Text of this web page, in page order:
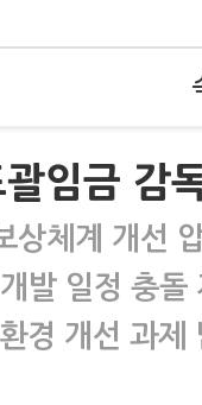
임금 감
상체계 개선
발 일정 충돌
경 개선 과제